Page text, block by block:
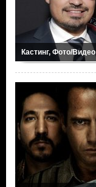
Кастинг, Фото/Видео